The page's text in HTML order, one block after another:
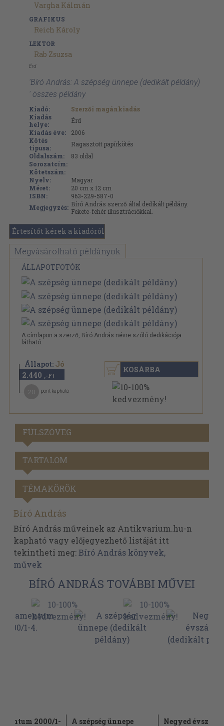
Vargha Kálmán
GRAFIKUS
Reich Károly
LEKTOR
Rab Zsuzsa
Érd
'Bíró András: A szépség ünnepe (dedikált példány)
' összes példány
Kiadó:
Szerzői magánkiadás
Kiadás
helye:
Érd
Kiadás éve:
2006
Kötés
típusa:
Ragasztott papírkötés
Oldalszám:
83 oldal
Sorozatcím:
Kötetszám:
Nyelv:
Magyar
Méret:
20 cm x 12 cm
ISBN:
963-229-587-0
Megjegyzés: Bíró András szerző által dedikált példány.
Fekete-fehér illusztrációkkal.
Értesítőt kérek a kiadóról
Megvásárolható példányok
ÁLLAPOTFOTÓK
A címlapon a szerző, Bíró András névre szóló dedikációja
látható.
Állapot: Jó
2.440 ,-Ft
pont kapható
KOSÁRBA
FÜLSZÖVEG
TARTALOM
TÉMAKÖRÖK
Bíró András
Bíró András műveinek az Antikvarium.hu-n
kapható vagy előjegyezhető listáját itt
tekintheti meg:Bíró András könyvek,
művek
BÍRÓ ANDRÁS TOVÁBBI MŰVEI
2000/1-
A szépség ünnepe
Negyed